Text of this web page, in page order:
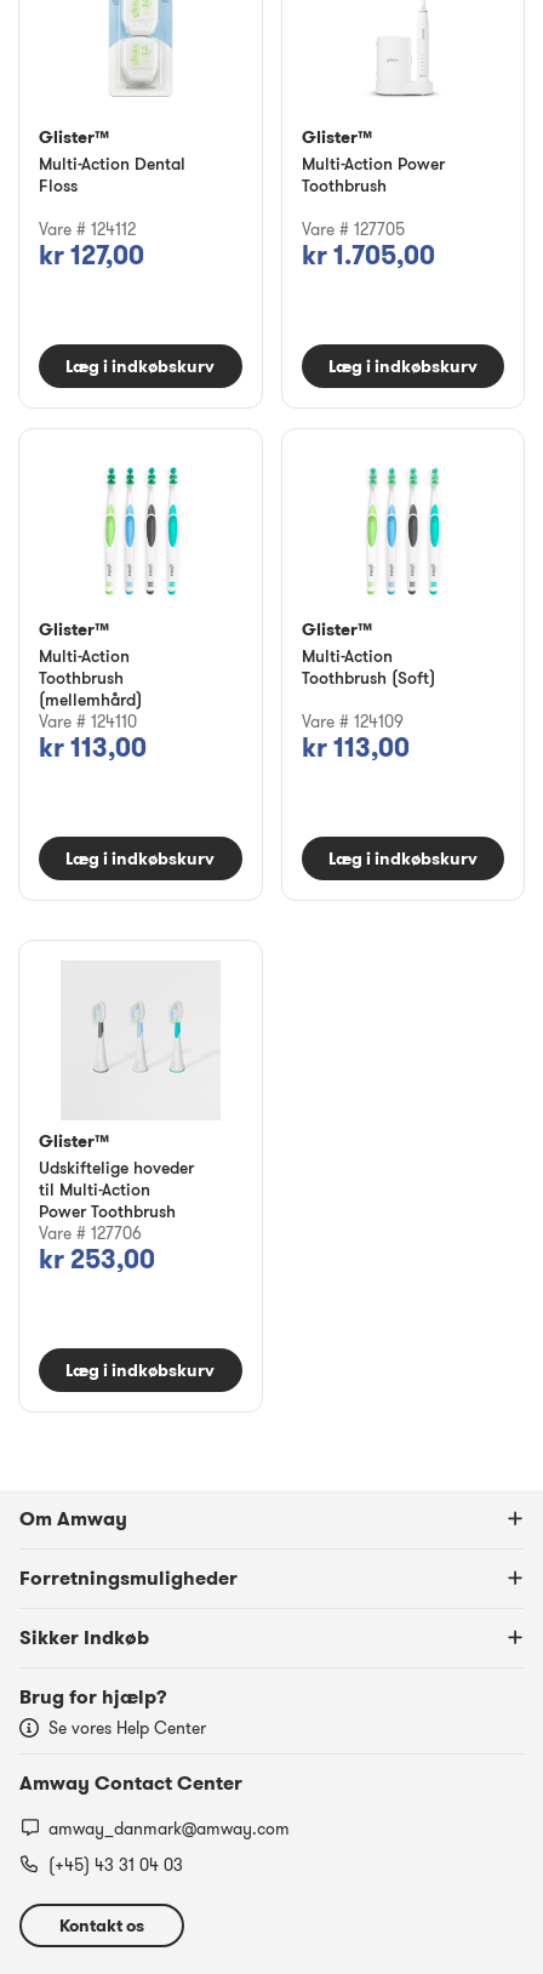
Glister™
Multi-Action Dental
Floss
Vare # 124112
kr 127,00
Læg i indkøbskurv
Glister™
Multi-Action Power
Toothbrush
Vare # 127705
kr 1.705,00
Læg i indkøbskurv
Glister™
Multi-Action
Toothbrush
(mellemhård)
Vare # 124110
kr 113,00
Læg i indkøbskurv
Glister™
Multi-Action
Toothbrush (Soft)
Vare # 124109
kr 113,00
Læg i indkøbskurv
Glister™
Udskiftelige hoveder
til Multi-Action
Power Toothbrush
Vare # 127706
kr 253,00
Læg i indkøbskurv
Om Amway
Forretningsmuligheder
Sikker Indkøb
Brug for hjælp?
Se vores Help Center
Amway Contact Center
amway_danmark@amway.com
(+45) 43 31 04 03
Kontakt os